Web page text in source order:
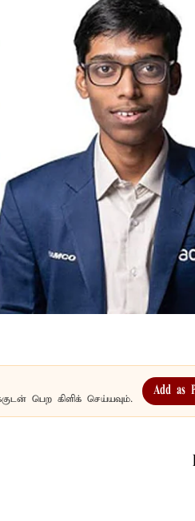
பெற கிளிக் செய்யவும்.
Add as